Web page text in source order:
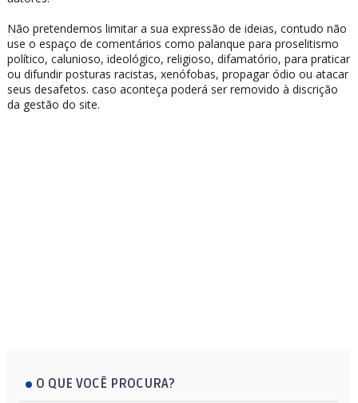
Não pretendemos limitar a sua expressão de ideias, contudo não
use o espaço de comentários como palanque para proselitismo
político, calunioso, ideológico, religioso, difamatório, para praticar
ou difundir posturas racistas, xenófobas, propagar ódio ou atacar
seus desafetos. caso aconteça poderá ser removido à discrição
da gestão do site.
O QUE VOCÊ PROCURA?